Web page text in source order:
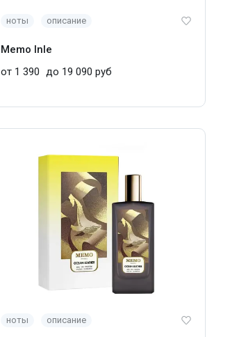
ноты описание
Memo Inle
от 1 390
до 19 090 руб
ноты описание